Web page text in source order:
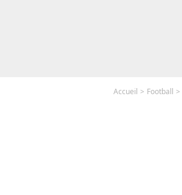
Accueil Football